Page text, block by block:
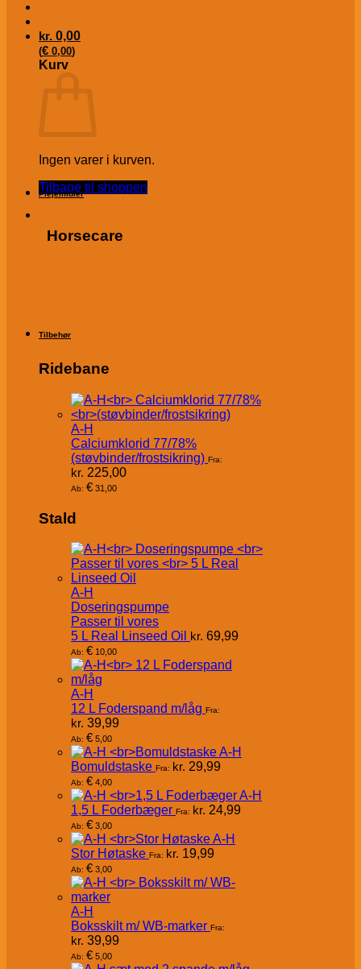
kr. 0,00
(€ 0,00)
Kurv
Ingen varer i kurven.
Tilbage til shoppen
Plejemidler
Horsecare
Tilbehør
Ridebane
A-H
Calciumklorid 77/78%
(støvbinder/frostsikring) Fra:
kr. 225,00
Ab: € 31,00
Stald
A-H
Doseringspumpe
Passer til vores
5 L Real Linseed Oil kr. 69,99
Ab: € 10,00
A-H
12 L Foderspand m/låg Fra:
kr. 39,99
Ab: € 5,00
A-H
Bomuldstaske Fra: kr. 29,99
Ab: € 4,00
A-H
1,5 L Foderbæger Fra: kr. 24,99
Ab: € 3,00
A-H
Stor Høtaske Fra: kr. 19,99
Ab: € 3,00
A-H
Boksskilt m/ WB-marker Fra:
kr. 39,99
Ab: € 5,00